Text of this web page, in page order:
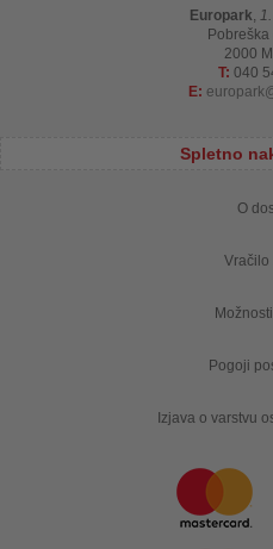
Europark,
Pobreška
2000
T: 040
E: europark
Spletno
O
Vračilo
Pogoji
Izjava o varstvu